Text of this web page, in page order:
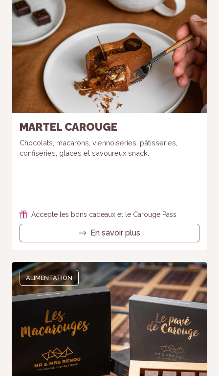
MARTEL CAROUGE
Chocolats, macarons, viennoiseries, pâtisseries,
confiseries, glaces et savoureux snack.
Accepte les bons cadeaux et le Carouge Pass
En savoir plus
ALIMENTATION